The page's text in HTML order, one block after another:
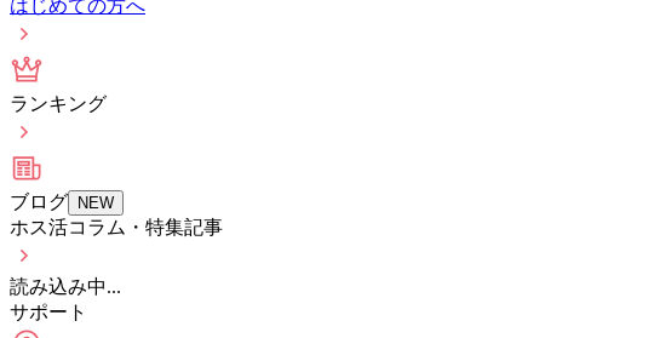
はじめての方へ
ランキング
ブログ NEW
ホス活コラム・特集記事
読み込み中...
サポート